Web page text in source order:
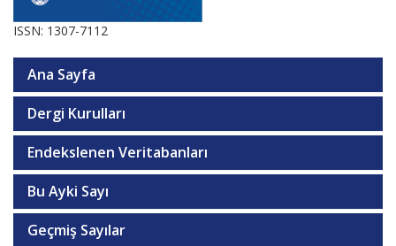
ISSN: 1307-7112
Ana Sayfa
Dergi Kurulları
Endekslenen Veritabanları
Bu Ayki Sayı
Geçmiş Sayılar